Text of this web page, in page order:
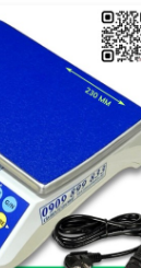
nguồn:
Kiểm
nguồn.
hiển thị hoặc
mặt cân để
0:
Sử dụng
ổn định:
mạnh ảnh
khảo mã